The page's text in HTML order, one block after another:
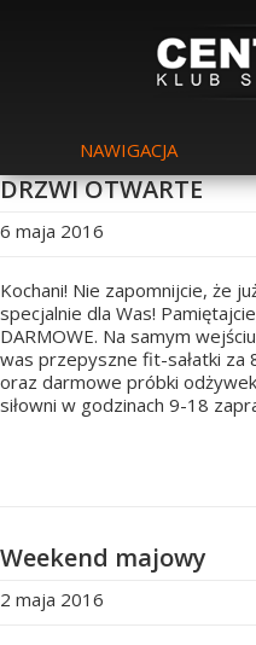
NAWIGACJA
DRZWI OTWARTE
6 maja 2016
Kochani! Nie zapomnijcie, że
specjalnie dla Was!
DARMOWE. Na samym
was przepyszne fit-sałatki za
oraz darmowe próbki
siłowni w godzinach 9-18
Weekend majowy
2 maja 2016